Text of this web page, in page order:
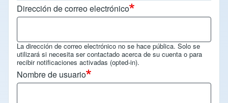
Dirección de correo electrónico
La dirección de correo electrónico no se hace pública. Solo se
utilizará si necesita ser contactado acerca de su cuenta o para
recibir notificaciones activadas (opted-in).
Nombre de usuario